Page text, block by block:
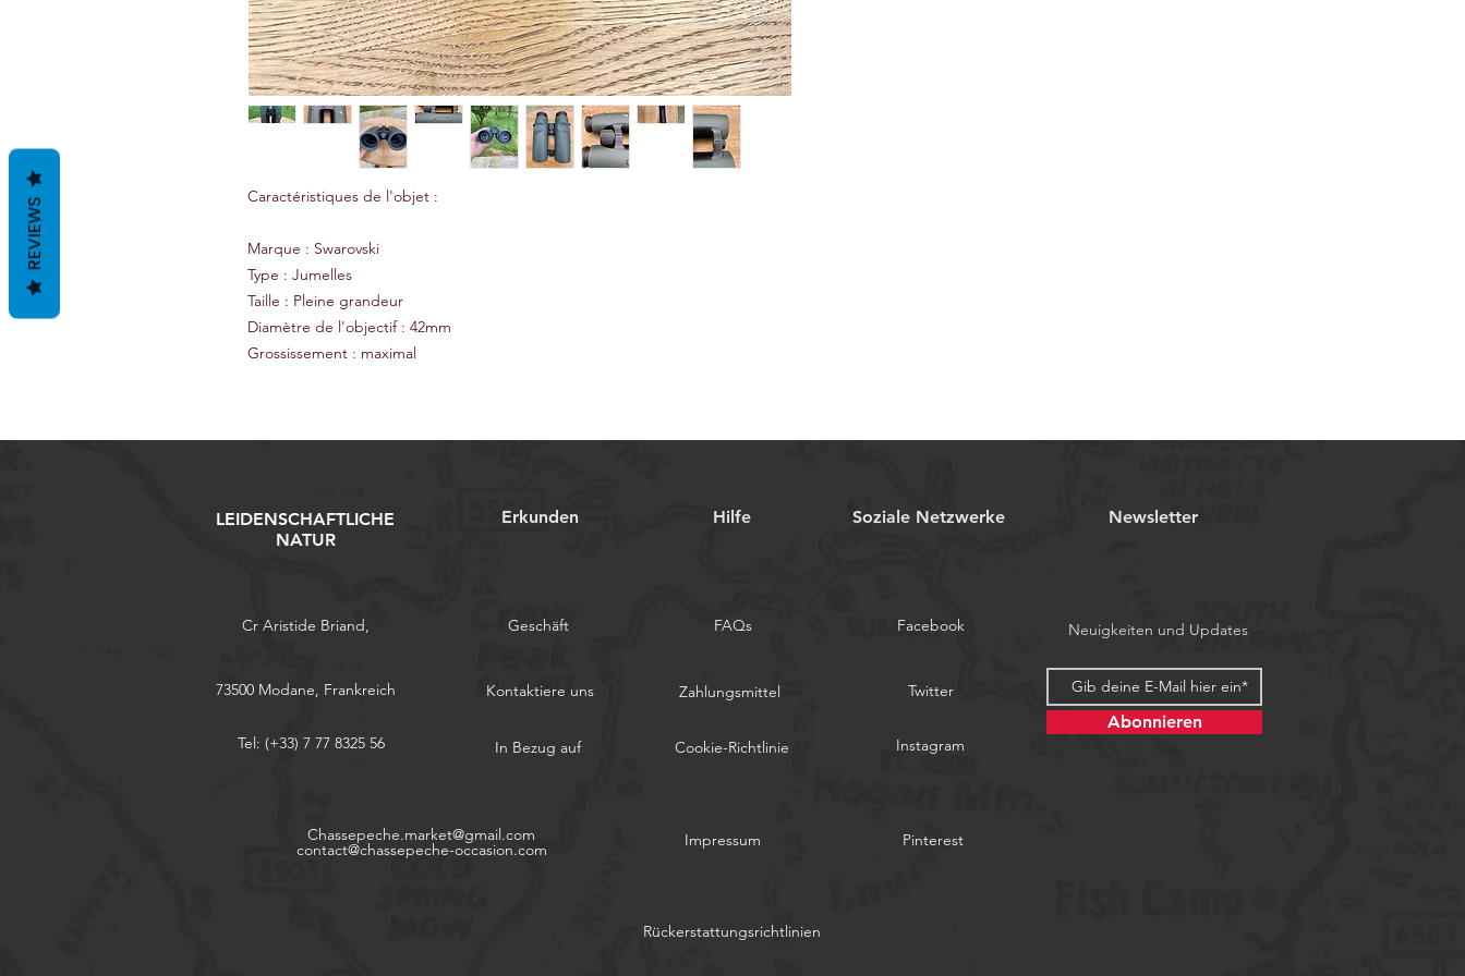
Caractéristiques de l'objet :
Marque : Swarovski
Type : Jumelles
Taille : Pleine grandeur
Diamètre de l'objectif : 42mm
Grossissement : maximal
LEIDENSCHAFTLICHE
NATUR
Erkunden Hilfe Soziale Netzwerke Newsletter
Cr Aristide Briand,
73500 Modane, Frankreich
Tel: (+33) 7 77 8325 56
Geschäft FAQs
Kontaktiere uns Zahlungsmittel
In Bezug auf Cookie-Richtlinie
Facebook
Twitter
Instagram
Neuigkeiten und Updates
Abonnieren
Chassepeche.market@gmail.com
contact@chassepeche-occasion.com Impressum Pinterest
Rückerstattungsrichtlinien
REVIEWS